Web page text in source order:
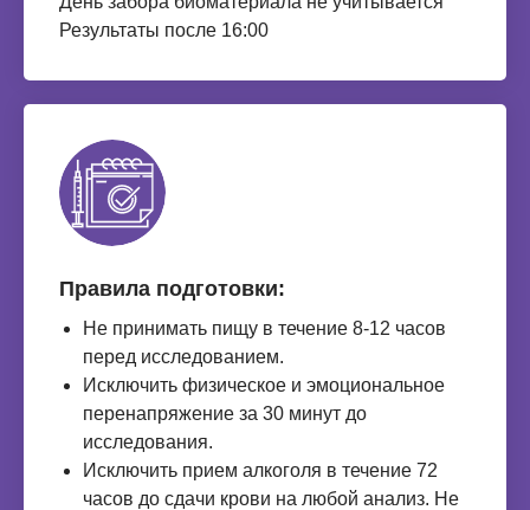
Результаты после 16:00
Правила подготовки:
Не принимать пищу в течение 8-12 часов
перед исследованием.
Исключить физическое и эмоциональное
перенапряжение за 30 минут до
исследования.
Исключить прием алкоголя в течение 72
часов до сдачи крови на любой анализ. Не